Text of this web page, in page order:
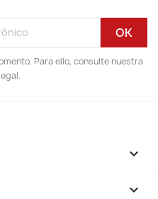
Para ello, consulte nuestra
keyboard_arrow_down
